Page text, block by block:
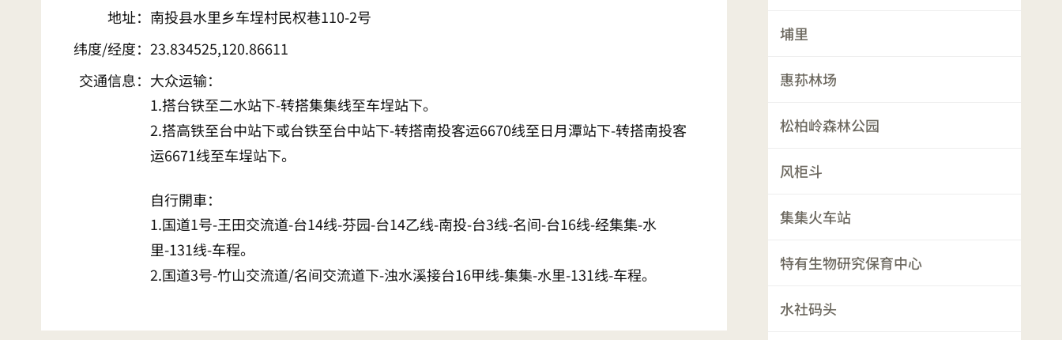
地址： 南投县水里乡车埕村民权巷110-2号
纬度/经度： 23.834525,120.86611
交通信息： 大众运输：
1.搭台铁至二水站下-转搭集集线至车埕站下。
2.搭高铁至台中站下或台铁至台中站下-转搭南投客运6670线至日月潭站下-转搭南投客
运6671线至车埕站下。
自行開車：
1.国道1号-王田交流道-台14线-芬园-台14乙线-南投-台3线-名间-台16线-经集集-水
里-131线-车程。
2.国道3号-竹山交流道/名间交流道下-浊水溪接台16甲线-集集-水里-131线-车程。
埔里
惠荪林场
松柏岭森林公园
风柜斗
集集火车站
特有生物研究保育中心
水社码头